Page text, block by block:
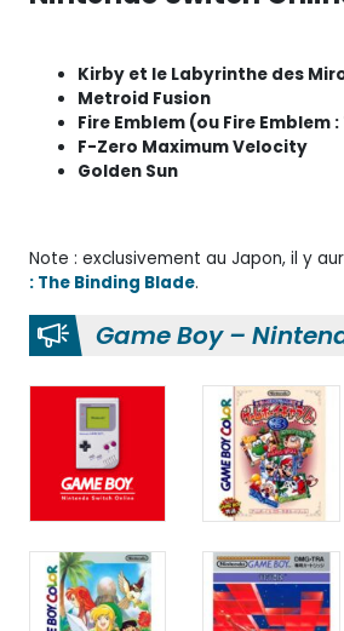
Kirby et le Labyrinthe des
Metroid Fusion
Fire Emblem (ou Fire Emblem
F-Zero Maximum Velocity
Golden Sun
Note : exclusivement au Japon, il y
: The Binding Blade.
Game Boy –